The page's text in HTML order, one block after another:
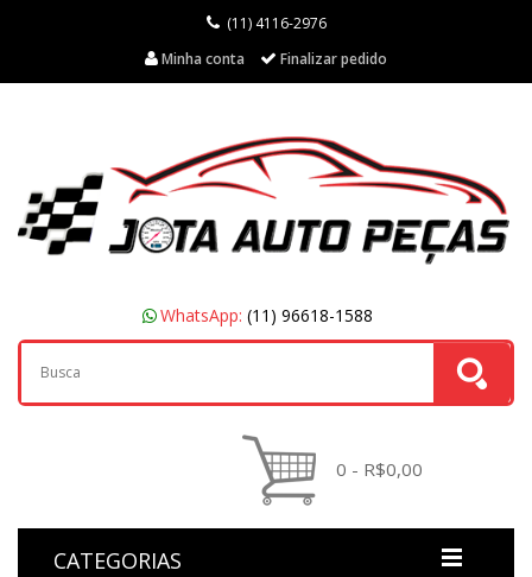
(11) 4116-2976
Minha conta
Finalizar pedido
WhatsApp: (11) 96618-1588
0 - R$0,00
CATEGORIAS